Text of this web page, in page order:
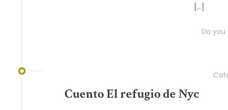
[…]
Do you
Cuento El refugio de Nyc